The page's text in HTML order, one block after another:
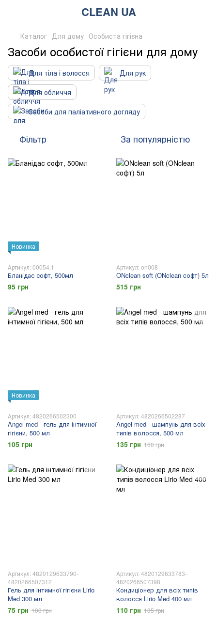
CLEAN UA
Каталог Для дому Особиста гігієна
Засоби особистої гігієни для дому
Для тіла і волосся
Для рук
Для обличчя
Засоби для паліативного догляду
Фільтр За популярністю
Новинка
Артикул: 00054.1
Бланідас софт, 500мл
95 грн
Артикул: on008
ONclean soft (ONclean cофт) 5л
515 грн
Новинка
Артикул: 4820266502300
Angel med - гель для інтимної
гігієни, 500 мл
105 грн
Артикул: 4820266502287
Angel med - шампунь для всіх
типів волосся, 500 мл
135 грн 160 грн
Артикул: 4820129633790-
4820266507312
Гель для інтимної гігієни Lirio
Med 300 мл
75 грн 100 грн
Артикул: 4820129633783-
4820266507398
Кондиціонер для всіх типів
волосся Lirio Med 400 мл
110 грн 135 грн